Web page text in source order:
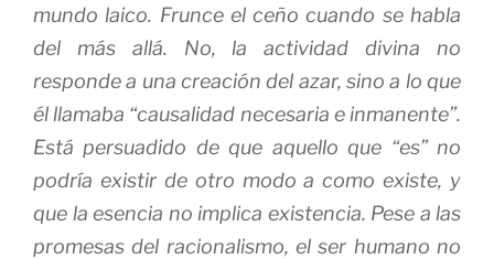
mundo laico. Frunce el ceño cuando se habla
del más allá. No, la actividad divina no
responde a una creación del azar, sino a lo que
él llamaba “causalidad necesaria e inmanente”.
Está persuadido de que aquello que “es” no
podría existir de otro modo a como existe, y
que la esencia no implica existencia. Pese a las
promesas del racionalismo, el ser humano no